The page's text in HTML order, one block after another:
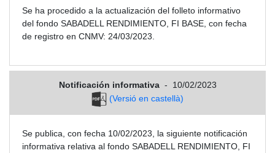
Se ha procedido a la actualización del folleto informativo
del fondo SABADELL RENDIMIENTO, FI BASE, con fecha
de registro en CNMV: 24/03/2023.
Notificación informativa -
10/02/2023
(Versió en castellà)
Se publica, con fecha 10/02/2023, la siguiente notificación
informativa relativa al fondo SABADELL RENDIMIENTO, FI